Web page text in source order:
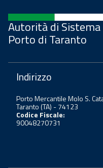
Autorità di
Porto di Taranto
Indirizzo
Porto Mercantile Molo S.
Taranto (TA) - 74123
Codice Fiscale:
90048270731